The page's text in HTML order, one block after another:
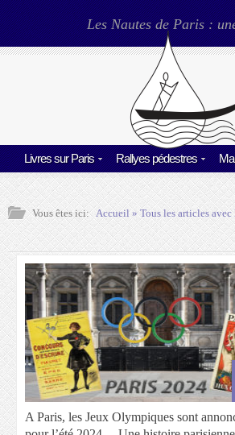
Les Nautes de Paris :
Livres sur Paris Rallyes pédestres
Vous êtes ici: Accueil» Tous les articles
A Paris, les Jeux Olympiques sont